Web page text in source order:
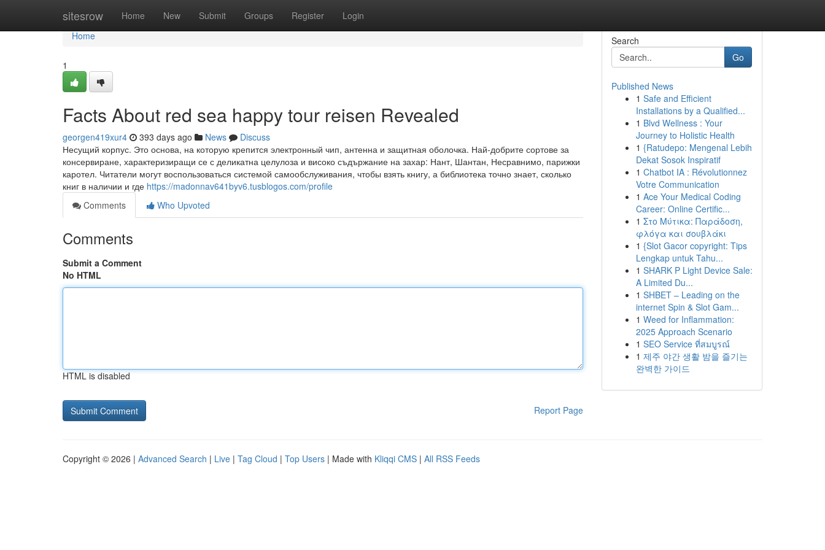
sitesrow Home New Submit Groups Register Login
Home
Home
1
Facts About red sea happy tour reisen Revealed
georgen419xur4 393 days ago News
Discuss
Несущий корпус. Это основа, на которую крепится электронный чип, антенна и защитная оболочка. Най-добрите сортове за
консервиране, характеризиращи се с деликатна целулоза и високо съдържание на захар: Нант, Шантан, Несравнимо, парижки
каротел. Читатели могут воспользоваться системой самообслуживания, чтобы взять книгу, а библиотека точно знает, сколько
книг в наличии и где https://madonnav641byv6.tusblogos.com/profile
Comments
Who Upvoted
Comments
Submit a Comment
No HTML
HTML is disabled
Report Page
Search
Go
Published News
1 Safe and Efficient
Installations by a Qualified...
1 Blvd Wellness : Your
Journey to Holistic Health
1 {Ratudepo: Mengenal Lebih
Dekat Sosok Inspiratif
1 Chatbot IA : Révolutionnez
Votre Communication
1 Ace Your Medical Coding
Career: Online Certific...
1 Στο Μύτικα: Παράδοση,
φλόγα και σουβλάκι
1 {Slot Gacor copyright: Tips
Lengkap untuk Tahu...
1 SHARK P Light Device Sale:
A Limited Du...
1 SHBET – Leading on the
internet Spin & Slot Gam...
1 Weed for Inflammation:
2025 Approach Scenario
1 SEO Service ที่สมบูรณ์
1 제주 야간 생활 밤을 즐기는
완벽한 가이드
Copyright © 2026 | Advanced Search | Live | Tag Cloud | Top Users | Made with Kliqqi CMS | All RSS Feeds